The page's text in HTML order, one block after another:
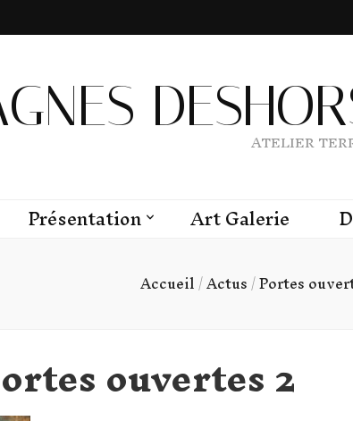
ATELIER
Présentation Art Galerie
Accueil/Actus/Portes
ouvertes 2